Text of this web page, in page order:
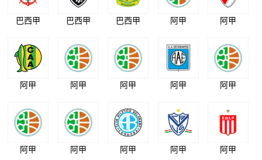
巴西甲 巴西甲 巴西甲 阿甲 阿甲
阿甲 阿甲 阿甲 阿甲 阿甲
阿甲 阿甲 阿甲 阿甲 阿甲